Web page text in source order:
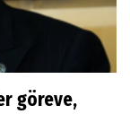
göreve,